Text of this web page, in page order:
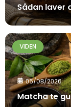
Sådan laver
VIDEN
05/08/2026
Matcha te